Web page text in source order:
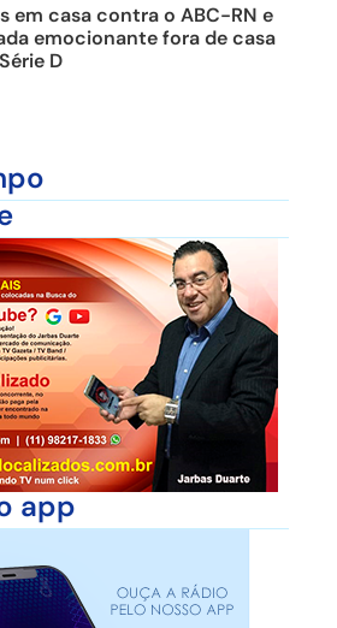
em casa contra o ABC-RN e
emocionante fora de casa
D
app